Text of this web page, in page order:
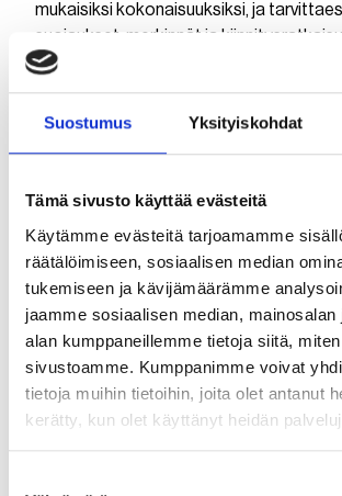
Suostumus Yksityiskohdat
Tämä sivusto käyttää evästeitä
Käytämme evästeitä tarjoamamme
räätälöimiseen, sosiaalisen median
tukemiseen ja kävijämäärämme
jaamme sosiaalisen median,
alan kumppaneillemme tietoja siitä,
sivustoamme. Kumppanimme voivat
tietoja muihin tietoihin, joita olet antanut
kerätty, kun olet käyttänyt heidän
mukaisiksi kokonaisuuksiksi, ja
suojaukset, merkinnät ja
Jokainen valmistunut johdinsarja käy
testauksen ennen toimitusta.
sarjanumerointi digitaalista
todennettavissa koko elinkaaren ajan.
Mitä standardeja ja
sertifiointeja
vaaditaan
Teollisuuskäytössä johdinsarjoilta